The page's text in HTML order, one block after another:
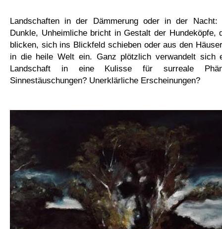
Landschaften in der Dämmerung oder in der Nacht:
Dunkle, Unheimliche bricht in Gestalt der Hundeköpfe,
blicken, sich ins Blickfeld schieben oder aus den
in die heile Welt ein. Ganz plötzlich verwandelt sich
Landschaft in eine Kulisse für surreale
Sinnestäuschungen? Unerklärliche Erscheinungen?